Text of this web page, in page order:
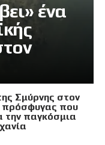
ένα
Σμύρνης στον
πρόσφυγας που
την παγκόσμια